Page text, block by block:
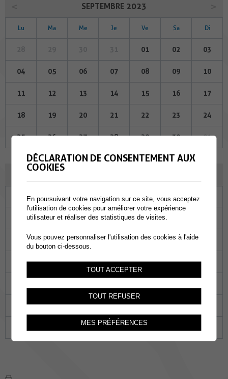
SEPTEMBRE 2023
Lu Ma Me Je Ve Sa Di
01 02 03
04 05 06 07 08 09 10
11 12 13 14 15 16 17
18 19 20 21 22 23 24
25 26 27 28 29 30 01
Ma Me Je Ve Sa
26 27 28 29
03 04 05 06 07
10 11 12 13 14
24 25 26 27 28
01 02 03
DÉCLARATION DE CONSENTEMENT AUX
COOKIES
En poursuivant votre navigation sur ce site, vous acceptez
l'utilisation de cookies pour améliorer votre expérience
utilisateur et réaliser des statistiques de visites.
Vous pouvez personnaliser l'utilisation des cookies à l'aide
du bouton ci-dessous.
TOUT ACCEPTER
TOUT REFUSER
MES PRÉFÉRENCES